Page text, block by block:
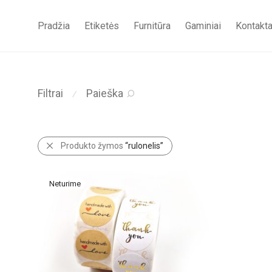
Pradžia Etiketės Furnitūra Gaminiai
Filtrai ⁄ Paieška
Produkto žymos “rulonelis”